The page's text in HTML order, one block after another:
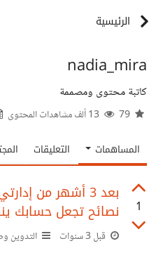
الرئيسية
nadia_mira
كاتبة محتوى ومصممة
المساهمات التعليقات
1 نصائح تجعل حسابك
قبل 3 سنوات التدوين